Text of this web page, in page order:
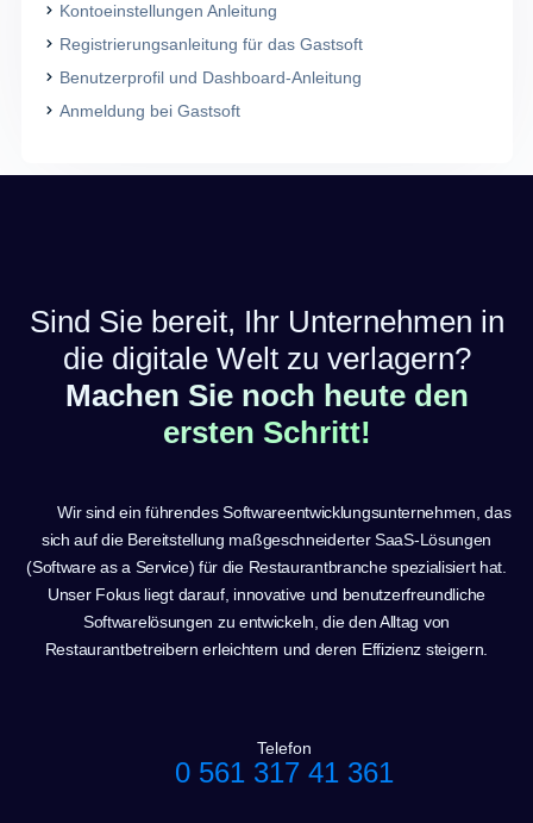
Kontoeinstellungen Anleitung
Registrierungsanleitung für das Gastsoft
Benutzerprofil und Dashboard-Anleitung
Anmeldung bei Gastsoft
Sind Sie bereit, Ihr Unternehmen in
die digitale Welt zu verlagern?
Machen Sie noch heute den
ersten Schritt!
Wir sind ein führendes Softwareentwicklungsunternehmen, das
sich auf die Bereitstellung maßgeschneiderter SaaS-Lösungen
(Software as a Service) für die Restaurantbranche spezialisiert hat.
Unser Fokus liegt darauf, innovative und benutzerfreundliche
Softwarelösungen zu entwickeln, die den Alltag von
Restaurantbetreibern erleichtern und deren Effizienz steigern.
Telefon
0 561 317 41 361